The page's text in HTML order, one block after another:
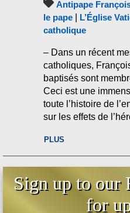
Antipape
le pape
L’Église
catholique
– Dans un récent
catholiques,
baptisés sont
Ceci est une
toute l’histoire de
sur les effets de
Lisez le script et
divisee-de-francois/
PLUS
Sign up to our
for